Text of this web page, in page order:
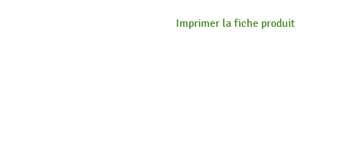
Imprimer la fiche produit